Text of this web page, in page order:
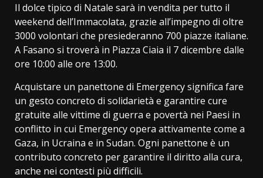
Il dolce tipico di Natale sarà in vendita per tutto il
weekend dell’Immacolata, grazie all’impegno di oltre
3000 volontari che presiederanno 700 piazze italiane.
A Fasano si troverà in Piazza Ciaia il 7 dicembre dalle
ore 10:00 alle ore 13:00.
Acquistare un panettone di Emergency significa fare
un gesto concreto di solidarietà e garantire cure
gratuite alle vittime di guerra e povertà nei Paesi in
conflitto in cui Emergency opera attivamente come a
Gaza, in Ucraina e in Sudan. Ogni panettone è un
contributo concreto per garantire il diritto alla cura,
anche nei contesti più difficili.